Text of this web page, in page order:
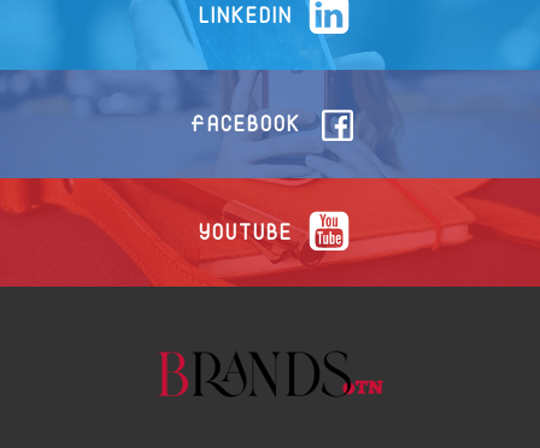
LINKEDIN
FACEBOOK
YOUTUBE